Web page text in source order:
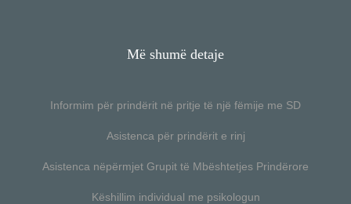
Më shumë detaje
Informim për prindërit në pritje të një fëmije me SD
Asistenca për prindërit e rinj
Asistenca nëpërmjet Grupit të Mbështetjes Prindërore
Këshillim individual me psikologun